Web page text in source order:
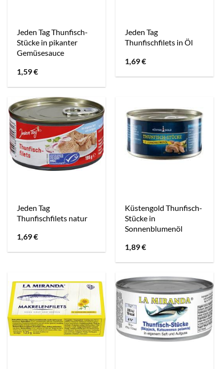
Jeden Tag Thunfisch-
Stücke in pikanter
Gemüsesauce
1,59€
Jeden Tag
Thunfischfilets in Öl
1,69€
Jeden Tag
Thunfischfilets natur
1,69€
Küstengold Thunfisch-
Stücke in
Sonnenblumenöl
1,89€